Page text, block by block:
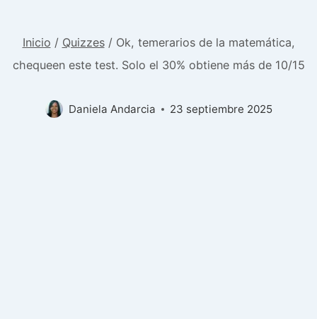
Inicio / Quizzes / Ok, temerarios de la matemática,
chequeen este test. Solo el 30% obtiene más de 10/15
Daniela Andarcia 23 septiembre 2025